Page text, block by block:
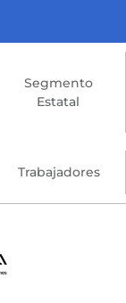
Segmento
Estatal
Trabajadores